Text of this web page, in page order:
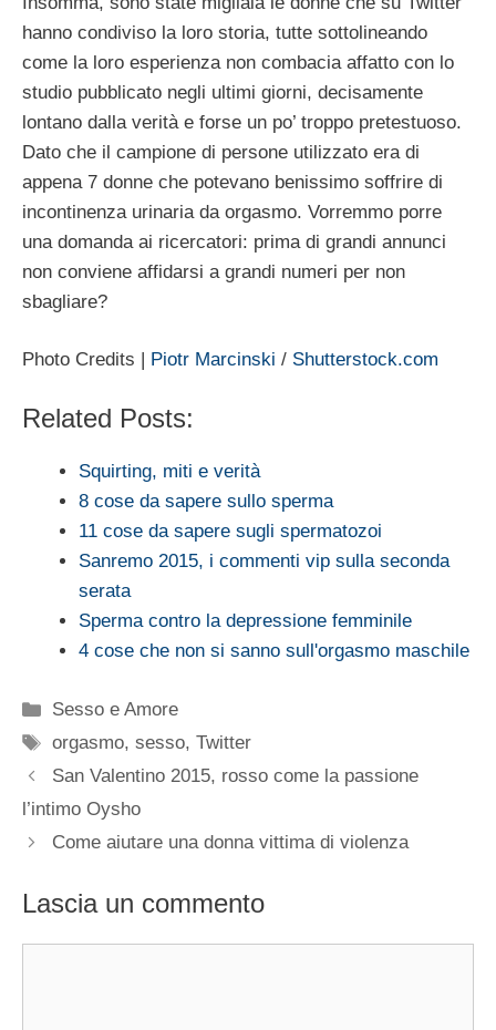
hanno condiviso la loro storia, tutte sottolineando
come la loro esperienza non combacia affatto con lo
studio pubblicato negli ultimi giorni, decisamente
lontano dalla verità e forse un po’ troppo pretestuoso.
Dato che il campione di persone utilizzato era di
appena 7 donne che potevano benissimo soffrire di
incontinenza urinaria da orgasmo. Vorremmo porre
una domanda ai ricercatori: prima di grandi annunci
non conviene affidarsi a grandi numeri per non
sbagliare?
Photo Credits | Piotr Marcinski / Shutterstock.com
Related Posts:
Squirting, miti e verità
8 cose da sapere sullo sperma
11 cose da sapere sugli spermatozoi
Sanremo 2015, i commenti vip sulla seconda
serata
Sperma contro la depressione femminile
4 cose che non si sanno sull'orgasmo maschile
Categorie
Sesso e Amore
Tag
orgasmo,sesso,Twitter
San Valentino 2015, rosso come la passione
l’intimo Oysho
Come aiutare una donna vittima di violenza
Lascia un commento